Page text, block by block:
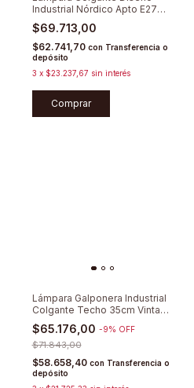
Industrial Nórdico Apto E27
Led Deco
$69.713,00
$62.741,70 con Transferencia o
depósito
3 x $23.237,67 sin interés
Comprar
Lámpara Galponera Industrial
Colgante Techo 35cm Vintage
E27 Moderna Pantalla Estilo
Deco Sieteiluminacion
$65.176,00 -9% OFF
$71.843,00
$58.658,40 con Transferencia o
depósito